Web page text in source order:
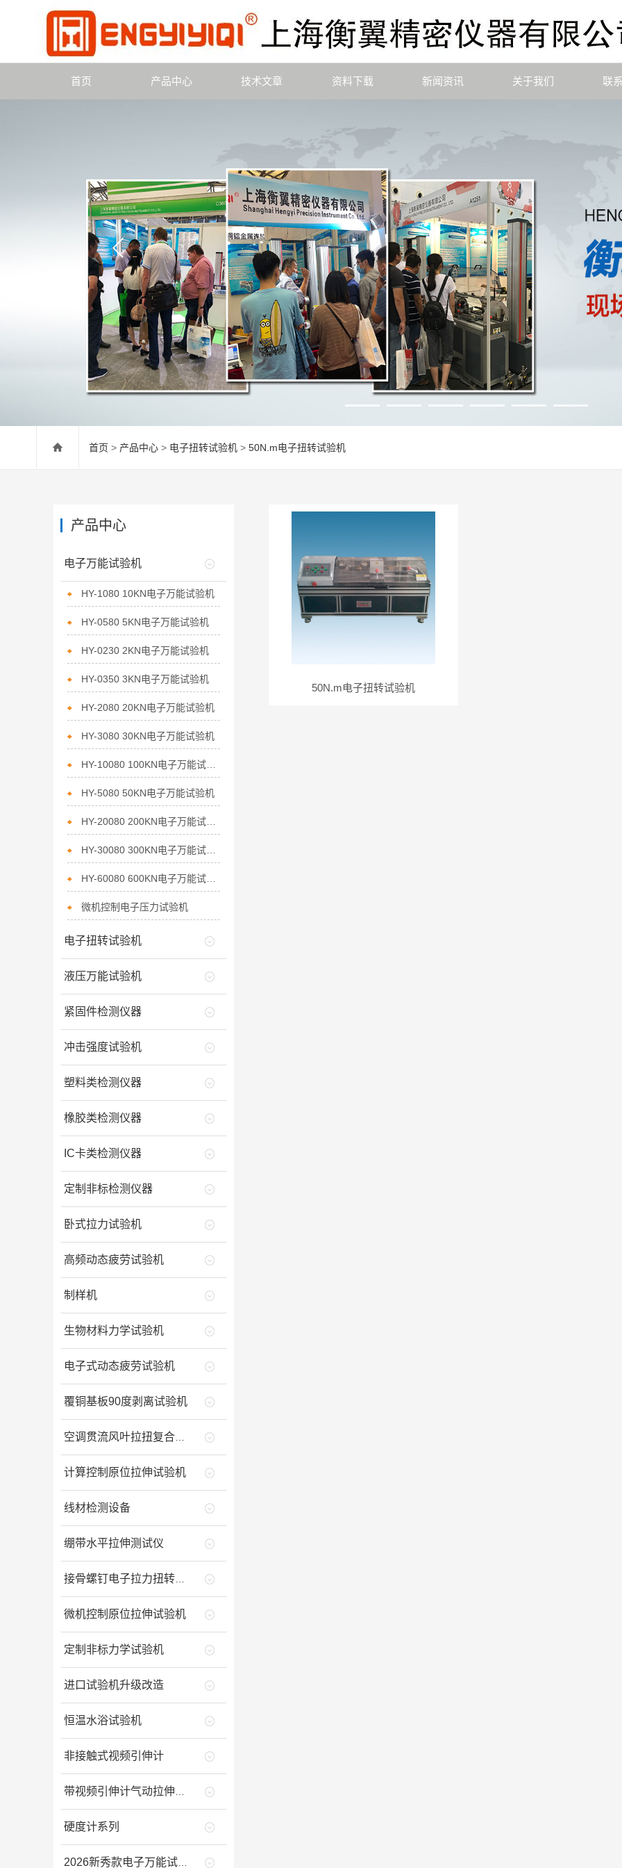
首页 产品中心 技术文章 资料下载 新闻资讯 关于我们 联
首页 > 产品中心 > 电子扭转试验机 > 50N.m电子扭转试验机
产品中心
电子万能试验机
HY-1080 10KN电子万能试验机
HY-0580 5KN电子万能试验机
HY-0230 2KN电子万能试验机
HY-0350 3KN电子万能试验机
HY-2080 20KN电子万能试验机
HY-3080 30KN电子万能试验机
HY-5080 50KN电子万能试验机
微机控制电子压力试验机
电子扭转试验机
液压万能试验机
紧固件检测仪器
冲击强度试验机
塑料类检测仪器
橡胶类检测仪器
IC卡类检测仪器
定制非标检测仪器
卧式拉力试验机
高频动态疲劳试验机
制样机
生物材料力学试验机
电子式动态疲劳试验机
覆铜基板90度剥离试验机
计算控制原位拉伸试验机
线材检测设备
绷带水平拉伸测试仪
微机控制原位拉伸试验机
定制非标力学试验机
进口试验机升级改造
恒温水浴试验机
非接触式视频引伸计
硬度计系列
50N.m电子扭转试验机